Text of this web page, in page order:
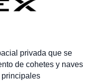
privada que se
de cohetes y naves